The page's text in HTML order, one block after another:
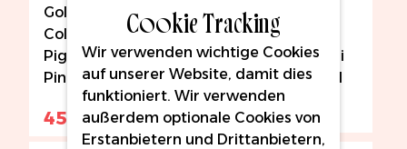
Goldeneye
Coloressense
Pigments - Lollipop
Pink (LP) - 10ml
45,52 € 53,55 €
Goldeneye
Coloressense
Pigments - Miami
Beige (MB) - 10ml
53,55 €
Cookie Tracking
Wir verwenden wichtige Cookies
auf unserer Website, damit dies
funktioniert. Wir verwenden
außerdem optionale Cookies von
Erstanbietern und Drittanbietern,